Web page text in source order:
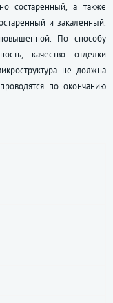
состаренный, а также
и закаленный.
По способу
качество отделки
не должна
по окончанию